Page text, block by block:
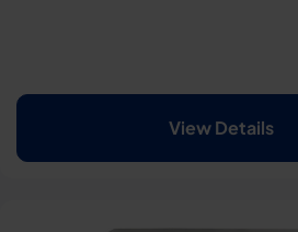
View Details